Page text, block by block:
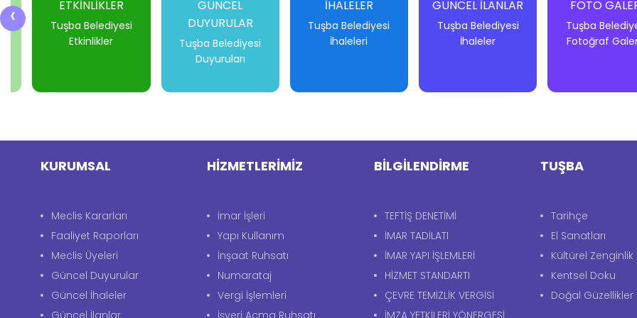
‹ ETKİNLİKLER
Tuşba Belediyesi
Etkinlikler
GÜNCEL
DUYURULAR
Tuşba Belediyesi
Duyuruları
-
İHALELER
Tuşba Belediyesi
İhaleleri
GÜNCEL İLANLAR
Tuşba Belediyesi
İhaleler
FOTO
Tuşba
Fotoğraf
KURUMSAL
Meclis Kararları
Faaliyet Raporları
Meclis Üyeleri
Güncel Duyurular
Güncel İhaleler
HİZMETLERİMİZ
İmar İşleri
Yapı Kullanım
İnşaat Ruhsatı
Numarataj
Vergi İşlemleri
BİLGİLENDİRME
TEFTİŞ DENETİMİ
İMAR TADİLATI
İMAR YAPI İŞLEMLERİ
HİZMET STANDARTI
ÇEVRE TEMİZLİK VERGİSİ
TUŞBA
Tarihçe
El Sanatları
Kültürel Zenginlik
Kentsel Doku
Doğal Güzellikler